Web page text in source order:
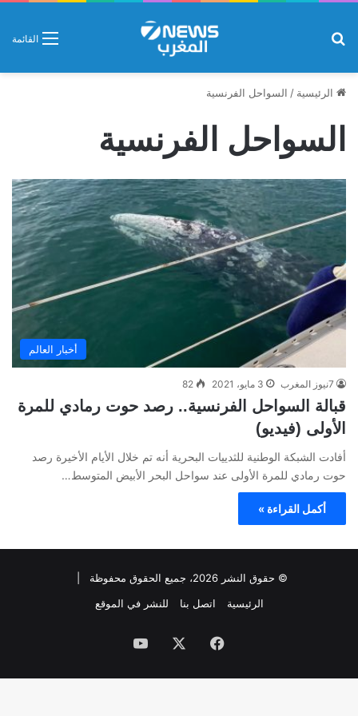
القائمة
الرئيسية / السواحل الفرنسية
السواحل الفرنسية
أخبار العالم
7نيوز المغرب 3 مايو، 2021 82
قبالة السواحل الفرنسية.. رصد حوت رمادي للمرة
الأولى (فيديو)
أفادت الشبكة الوطنية للثدييات البحرية أنه تم خلال الأيام الأخيرة رصد
حوت رمادي للمرة الأولى عند سواحل البحر الأبيض المتوسط…
أكمل القراءة »
© حقوق النشر 2026، جميع الحقوق محفوظة |
الرئيسية
اتصل بنا للنشر في الموقع
فيسبوك